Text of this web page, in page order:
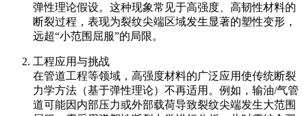
弹性理论假设。这种现象常见于高强度、高韧性材料的
断裂过程，表现为裂纹尖端区域发生显著的塑性变形，
远超“小范围屈服”的局限。
工程应用与挑战
在管道工程等领域，高强度材料的广泛应用使传统断裂
力学方法（基于弹性理论）不再适用。例如，输油/气管
道可能因内部压力或外部载荷导致裂纹尖端发生大范围